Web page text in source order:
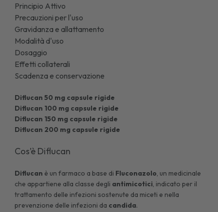
Principio Attivo
Precauzioni per l'uso
Gravidanza e allattamento
Modalità d'uso
Dosaggio
Effetti collaterali
Scadenza e conservazione
Diflucan 50 mg capsule rigide
Diflucan 100 mg capsule rigide
Diflucan 150 mg capsule rigide
Diflucan 200 mg capsule rigide
Cos’è Diflucan
Diflucan è un farmaco a base di Fluconazolo, un medicinale
che appartiene alla classe degli antimicotici, indicato per il
trattamento delle infezioni sostenute da miceti e nella
prevenzione delle infezioni da candida.